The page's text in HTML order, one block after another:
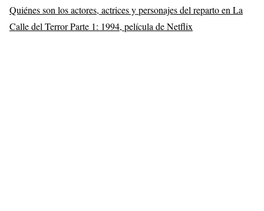
Quiénes son los actores, actrices y personajes del reparto en La
Calle del Terror Parte 1: 1994, película de Netflix